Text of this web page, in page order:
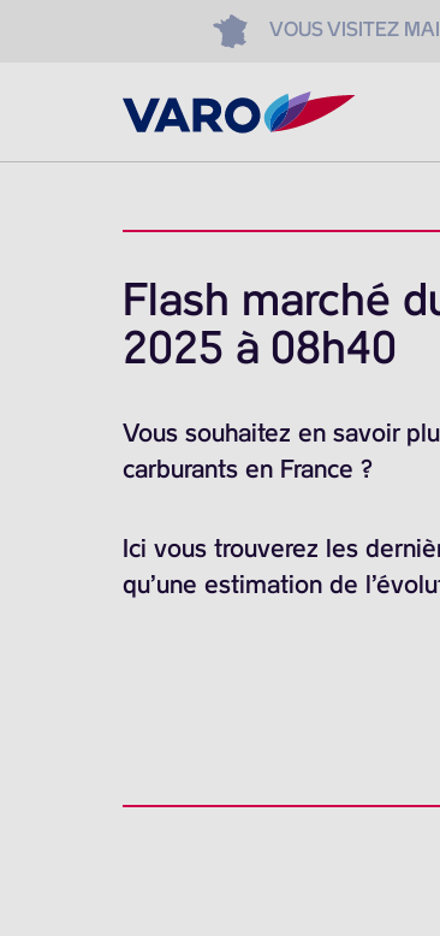
VOUS VISITEZ
Flash marché
2025 à 08h40
Vous souhaitez en savoir
carburants en France ?
Ici vous trouverez les
qu’une estimation de